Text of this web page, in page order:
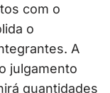
com o
o
A
julgamento
quantidades